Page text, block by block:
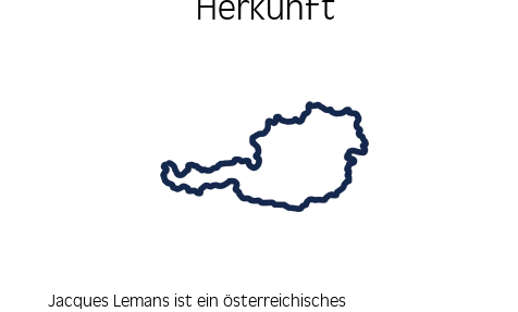
Jacques Lemans ist ein österreichisches